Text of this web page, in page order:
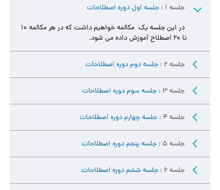
جلسه 1 :
جلسه اول دوره اصطلاحات
در این جلسه یک مکالمه خواهیم داشت که در هر مکالمه ۱۰
تا ۲۰ اصطلاح آموزش داده می شود.
جلسه 2 : جلسه دوم دوره اصطلاحات
جلسه 3 : جلسه سوم دوره اصطلاحات
جلسه 4 : جلسه چهارم دوره اصطلاحات
جلسه 5 : جلسه پنجم دوره اصطلاحات
جلسه 6 : جلسه ششم دوره اصطلاحات